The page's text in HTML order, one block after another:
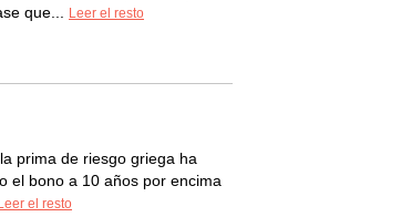
que...
Leer el resto
prima de riesgo griega ha
el bono a 10 años por encima
Leer el resto